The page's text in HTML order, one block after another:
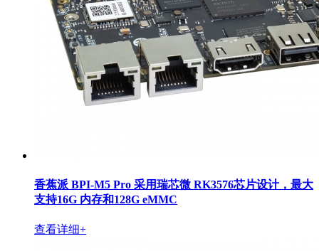
香蕉派 BPI-M5 Pro 采用瑞芯微 RK3576芯片设计，最大
支持16G 内存和128G eMMC
查看详细+